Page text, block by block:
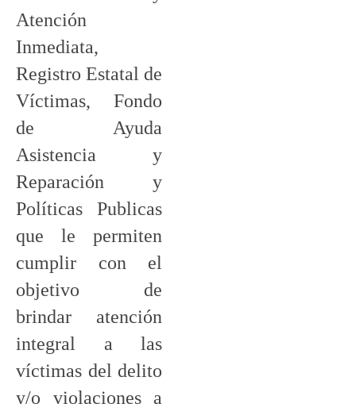
Atención
Inmediata,
Registro Estatal de
Víctimas, Fondo
de Ayuda
Asistencia y
Reparación y
Políticas Publicas
que le permiten
cumplir con el
objetivo de
brindar atención
integral a las
víctimas del delito
y/o violaciones a